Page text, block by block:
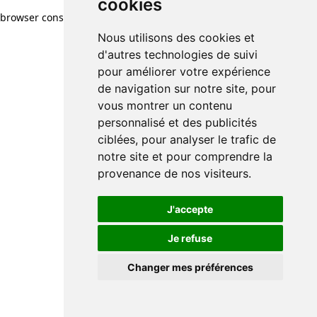
cookies
Nous utilisons des cookies et
d'autres technologies de suivi
pour améliorer votre expérience
de navigation sur notre site, pour
vous montrer un contenu
personnalisé et des publicités
ciblées, pour analyser le trafic de
notre site et pour comprendre la
provenance de nos visiteurs.
J'accepte
Je refuse
Changer mes préférences
browser console for more information)